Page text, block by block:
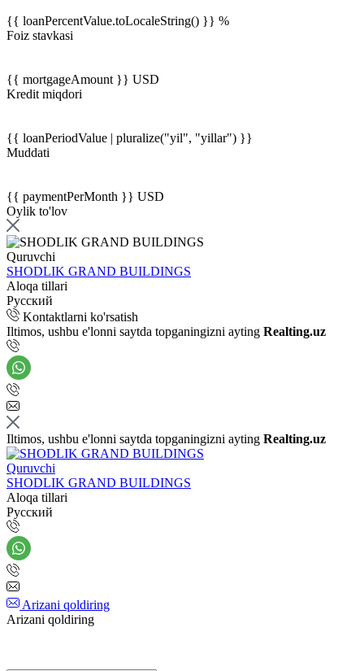
{{ loanPercentValue.toLocaleString() }} %
Foiz stavkasi
{{ mortgageAmount }} USD
Kredit miqdori
{{ loanPeriodValue | pluralize("yil", "yillar") }}
Muddati
{{ paymentPerMonth }} USD
Oylik to'lov
Quruvchi
SHODLIK GRAND BUILDINGS
Aloqa tillari
Русский
Kontaktlarni ko'rsatish
Iltimos, ushbu e'lonni saytda topganingizni ayting Realting.uz
Iltimos, ushbu e'lonni saytda topganingizni ayting Realting.uz
Quruvchi
SHODLIK GRAND BUILDINGS
Aloqa tillari
Русский
Arizani qoldiring
Arizani qoldiring